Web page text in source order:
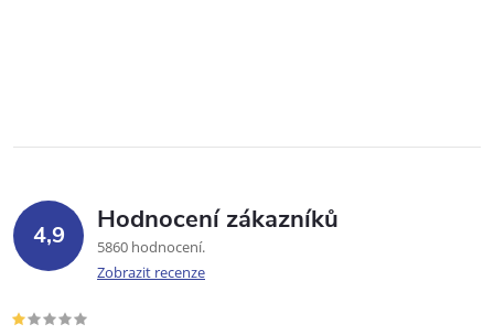
4,9 Hodnocení zákazníků
5860 hodnocení
Zobrazit recenze